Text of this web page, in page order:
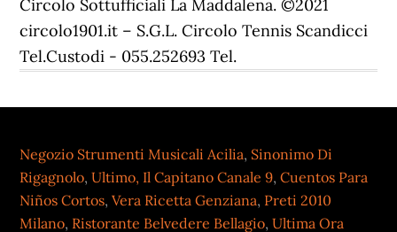
Negozio Strumenti Musicali Acilia, Sinonimo Di
Rigagnolo,Ultimo, Il Capitano Canale 9,Cuentos Para
Niños Cortos,Vera Ricetta Genziana, Preti 2010
Milano, Ristorante Belvedere Bellagio,Ultima Ora